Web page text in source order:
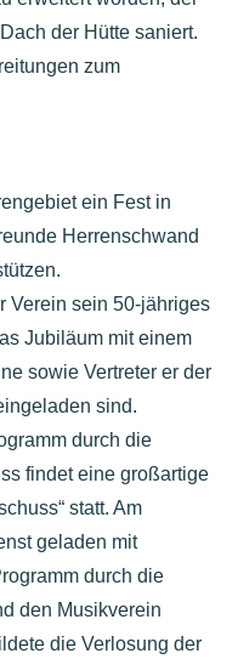
der Hütte saniert.
zum
ein Fest in
Herrenschwand
Verein sein 50-jähriges
Jubiläum mit einem
sowie Vertreter er der
sind.
durch die
findet eine großartige
statt. Am
geladen mit
durch die
den Musikverein
die Verlosung der